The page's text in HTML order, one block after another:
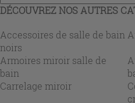
DÉCOUVREZ NOS AUTRES
Accessoires de salle de bain
noirs
Armoires miroir salle de
bain
Carrelage miroir